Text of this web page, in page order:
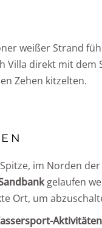
weißer Strand
Villa direkt mit
Zehen kitzelten.
im Norden
gelaufen
Ort, um
Aktivitäten